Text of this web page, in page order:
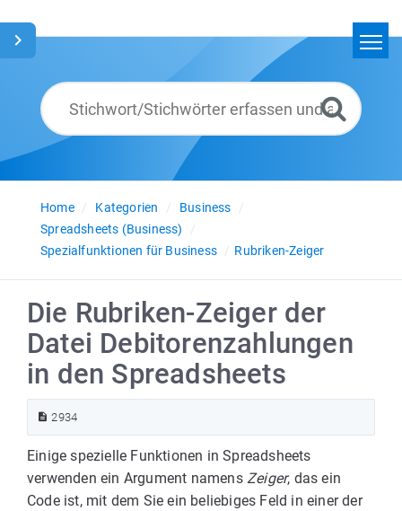
Glossar
Deutsch
Home
Kategorien
Business
Spreadsheets (Business)
Spezialfunktionen für Business
Rubriken-Zeiger
Die Rubriken-Zeiger der
Datei Debitorenzahlungen
in den Spreadsheets
2934
Einige spezielle Funktionen in Spreadsheets
verwenden ein Argument namens Zeiger, das ein
Code ist, mit dem Sie ein beliebiges Feld in einer der